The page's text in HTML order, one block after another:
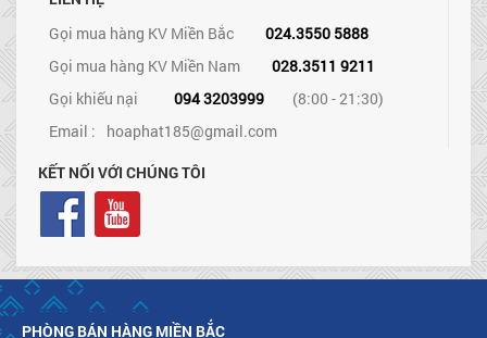
Gọi mua hàng KV Miền Bắc
024.3550 5888
Gọi mua hàng KV Miền Nam
028.3511 9211
Gọi khiếu nại
094 3203999
(8:00 - 21:30)
Email : hoaphat185@gmail.com
KẾT NỐI VỚI CHÚNG TÔI
PHÒNG BÁN HÀNG MIỀN BẮC